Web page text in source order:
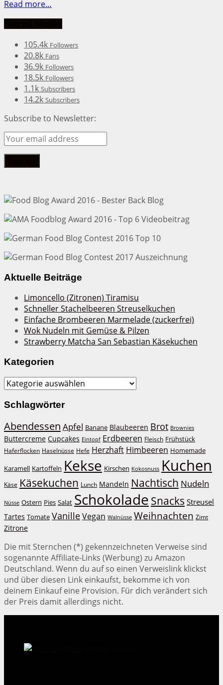
Read more…
105.4k Followers
20.8k Fans
36.9k Followers
18.5k Followers
1.1k Subscribers
14.2k Subscribers
Subscribe to Newsletter:
Aktuelle Beiträge
Limoncello (Zitronen) Tiramisu
Schneller Stachelbeeren Streuselkuchen
Einfache Brombeeren Marmelade (zuckerfrei)
Wok Nudeln mit Gemüse & Pilzen
Strawberry Matcha San Sebastian Käsekuchen
Kategorien
Kategorien
Schlagwörter
Abendessen Apfel Banane Blaubeeren Brot Brownies
Buttercreme Cupcakes Eintopf Erdbeeren Fleisch Frühstück
Haferflocken Haselnüsse Hefe Herzhaft Himbeeren Homemade
Karamell Kartoffeln Kekse Kirschen Kokosnuss Kuchen
Käse Käsekuchen Lunch Mandeln Nachtisch Nudeln
Nüsse Ostern Pies Salat Schokolade Snacks Streusel
Tartes Tomate VanilleVegan Walnüsse Weihnachten Zimt
Zitrone
Die mit Sternchen (*) gekennzeichneten Verweise sind
sogenannte Affiliate-Links (Werbung) zu Amazon
Deutschland. Wenn du auf so einen Verweislink klickst
und über diesen Link einkaufst, bekomme ich von
deinem Einkauf eine Provision. Für dich verändert sich
der Preis damit allerdings nicht.